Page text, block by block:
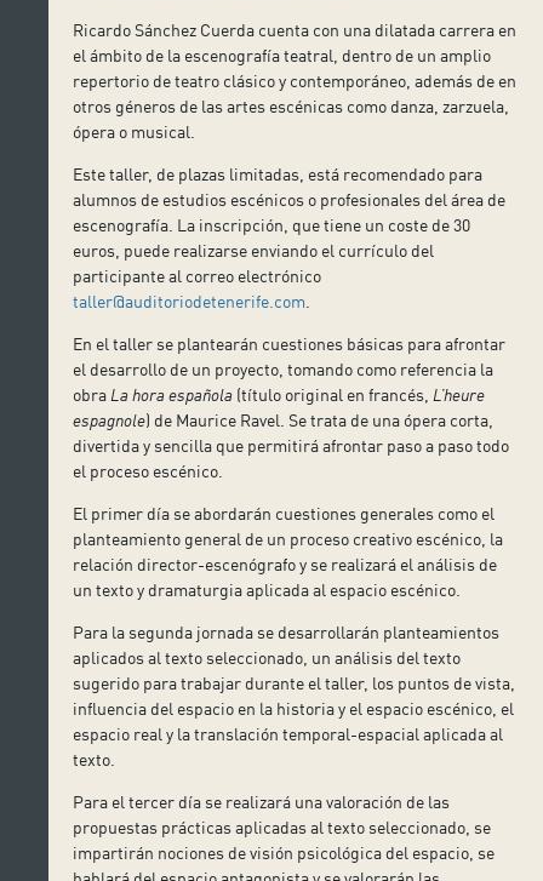
Ricardo Sánchez Cuerda cuenta con una dilatada carrera en
el ámbito de la escenografía teatral, dentro de un amplio
repertorio de teatro clásico y contemporáneo, además de en
otros géneros de las artes escénicas como danza, zarzuela,
ópera o musical.
Este taller, de plazas limitadas, está recomendado para
alumnos de estudios escénicos o profesionales del área de
escenografía. La inscripción, que tiene un coste de 30
euros, puede realizarse enviando el currículo del
participante al correo electrónico
taller@auditoriodetenerife.com
En el taller se plantearán cuestiones básicas para afrontar
el desarrollo de un proyecto, tomando como referencia la
obra La hora española (título original en francés, L’heure
espagnole) de Maurice Ravel. Se trata de una ópera corta,
divertida y sencilla que permitirá afrontar paso a paso todo
el proceso escénico.
El primer día se abordarán cuestiones generales como el
planteamiento general de un proceso creativo escénico, la
relación director-escenógrafo y se realizará el análisis de
un texto y dramaturgia aplicada al espacio escénico.
Para la segunda jornada se desarrollarán planteamientos
aplicados al texto seleccionado, un análisis del texto
sugerido para trabajar durante el taller, los puntos de vista,
influencia del espacio en la historia y el espacio escénico, el
espacio real y la translación temporal-espacial aplicada al
texto.
Para el tercer día se realizará una valoración de las
propuestas prácticas aplicadas al texto seleccionado, se
impartirán nociones de visión psicológica del espacio, se